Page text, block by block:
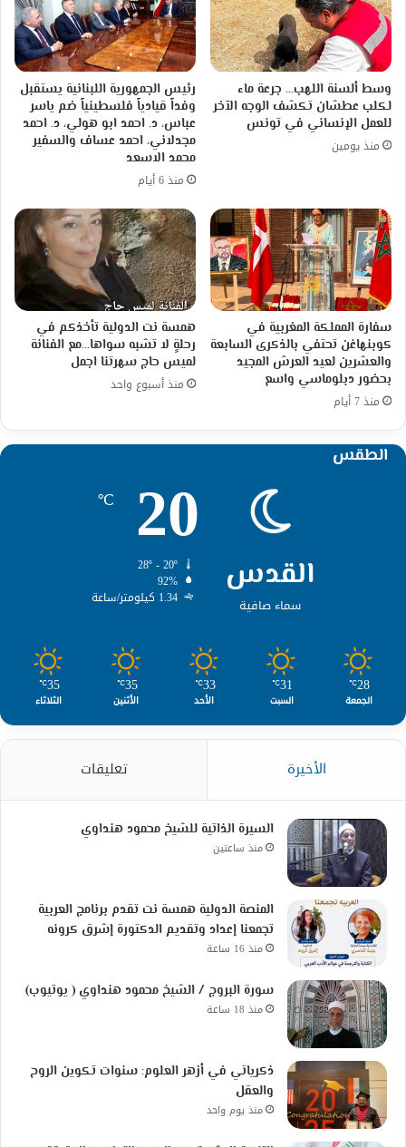
وسط ألسنة اللهب… جرعة ماء
لكلب عطشان تكشف الوجه الآخر
للعمل الإنساني في تونس
منذ يومين
رئيس الجمهورية اللبنانية يستقبل
وفداً قيادياً فلسطينياً ضم ياسر
عباس، د. احمد ابو هولي، د. احمد
مجدلاني، احمد عساف والسفير
محمد الاسعد
منذ 6 أيام
سفارة المملكة المغربية في
كوبنهاغن تحتفي بالذكرى السابعة
والعشرين لعيد العرش المجيد
بحضور دبلوماسي واسع
منذ 7 أيام
همسة نت الدولية تأخذكم في
رحلةٍ لا تشبه سواها…مع الفنانة
لميس حاج سهرتنا اجمل
منذ أسبوع واحد
الطقس
القدس
سماء صافية
20
℃
92%
1.34 كيلومتر/ساعة
28
℃
الجمعة
31
℃
السبت
33
℃
الأحد
35
℃
الأثنين
35
℃
الثلاثاء
الأخيرة تعليقات
السيرة الذاتية للشيخ محمود هنداوي
منذ ساعتين
المنصة الدولية همسة نت تقدم برنامج العربية
تجمعنا إعداد وتقديم الدكتورة إشرق كرونه
منذ 16 ساعة
سورة البروج / الشيخ محمود هنداوي ( يوتيوب)
منذ 18 ساعة
ذكرياتي في أزهر العلوم: سنوات تكوين الروح
والعقل
منذ يوم واحد